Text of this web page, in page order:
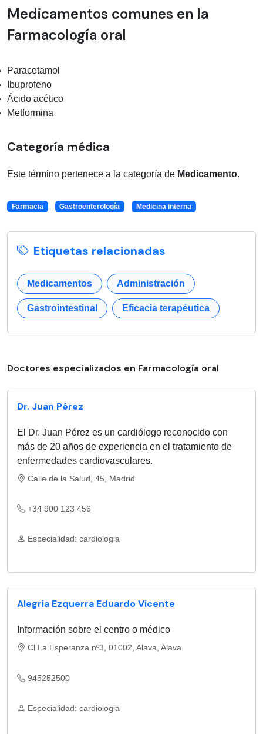
Medicamentos comunes en la
Farmacología oral
Paracetamol
Ibuprofeno
Ácido acético
Metformina
Categoría médica
Este término pertenece a la categoría de Medicamento.
Farmacia Gastroenterología Medicina interna
Etiquetas relacionadas
Medicamentos Administración
Gastrointestinal Eficacia terapéutica
Doctores especializados en Farmacología oral
Dr. Juan Pérez
El Dr. Juan Pérez es un cardiólogo reconocido con
más de 20 años de experiencia en el tratamiento de
enfermedades cardiovasculares.
Calle de la Salud, 45, Madrid
+34 900 123 456
Especialidad: cardiologia
Alegria Ezquerra Eduardo Vicente
Información sobre el centro o médico
Cl La Esperanza nº3, 01002, Alava, Alava
945252500
Especialidad: cardiologia